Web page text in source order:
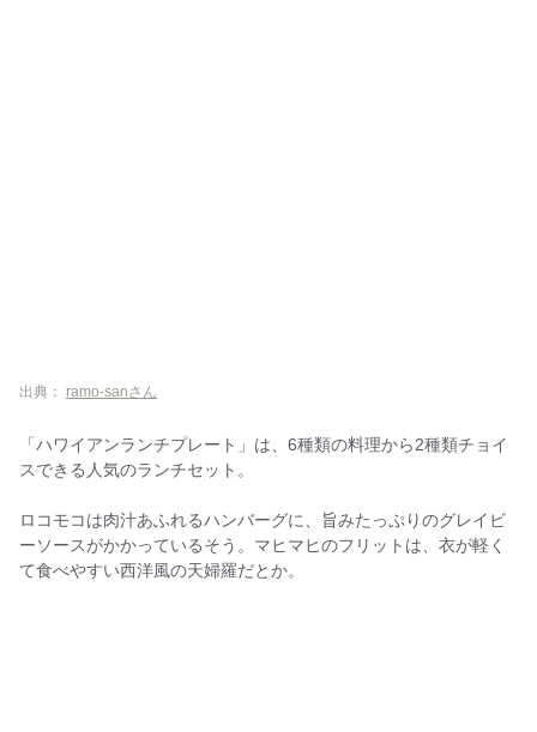
出典： ramo-sanさん
「ハワイアンランチプレート」は、6種類の料理から2種類チョイ
スできる人気のランチセット。
ロコモコは肉汁あふれるハンバーグに、旨みたっぷりのグレイビ
ーソースがかかっているそう。マヒマヒのフリットは、衣が軽く
て食べやすい西洋風の天婦羅だとか。